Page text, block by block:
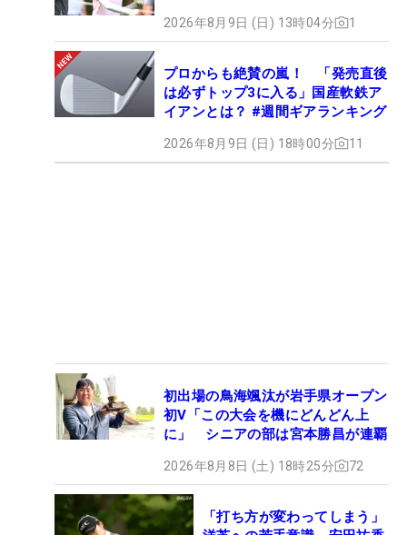
2026年8月9日 (日) 13時04分 1
プロからも絶賛の嵐！ 「発売直後
は必ずトップ3に入る」国産軟鉄ア
イアンとは？ #週間ギアランキング
2026年8月9日 (日) 18時00分 11
初出場の鳥海颯汰が岩手県オープン
初V「この大会を機にどんどん上
に」 シニアの部は宮本勝昌が連覇
2026年8月8日 (土) 18時25分 72
「打ち方が変わってしまう」